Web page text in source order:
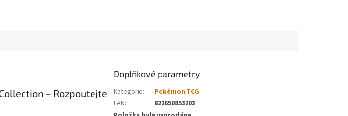
– Rozpoutejte
Doplňkové parametry
Kategorie:
Pokémon TCG
EAN:
820650853203